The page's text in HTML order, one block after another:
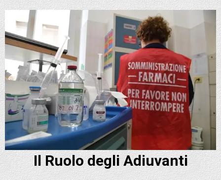
Il Ruolo degli Adiuvanti